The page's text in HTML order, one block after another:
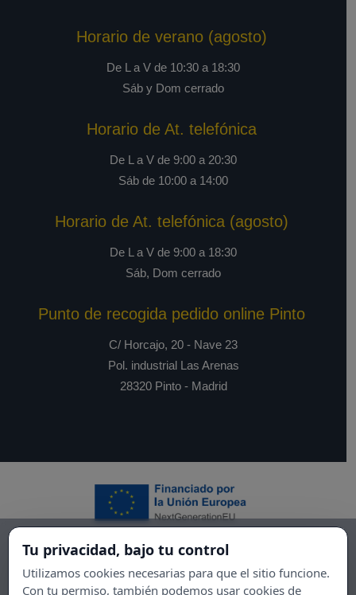
Horario de verano (agosto)
De L a V de 10:30 a 18:30
Sáb y Dom cerrado
Horario de At. telefónica
De L a V de 9:00 a 20:30
Sáb de 10:00 a 14:00
Horario de At. telefónica (agosto)
De L a V de 9:00 a 18:30
Sáb, Dom cerrado
Punto de recogida pedido online Pinto
C/ Horcajo, 20 - Nave 23
Pol. industrial Las Arenas
28320 Pinto - Madrid
Tu privacidad, bajo tu control
Utilizamos cookies necesarias para que el sitio funcione.
Con tu permiso, también podemos usar cookies de